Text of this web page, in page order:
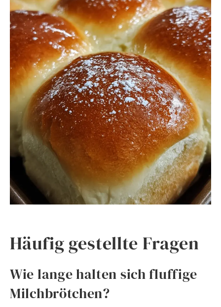
Häufig gestellte Fragen
Wie lange halten sich fluffige
Milchbrötchen?